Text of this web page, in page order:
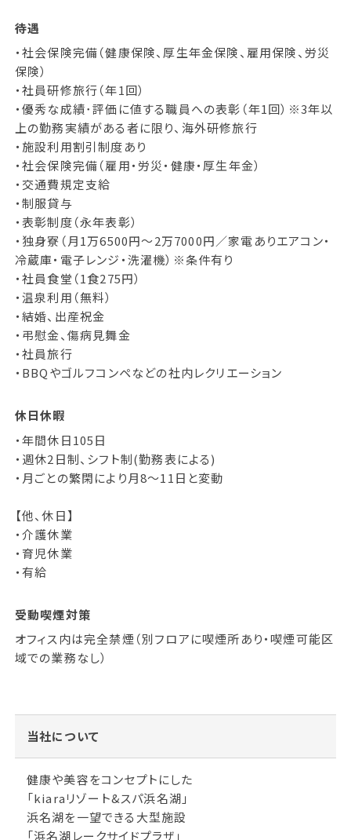
待遇
・社会保険完備（健康保険、厚生年金保険、雇用保険、労災
保険）
・社員研修旅行（年1回）
・優秀な成績･評価に値する職員への表彰（年1回）※3年以
上の勤務実績がある者に限り、海外研修旅行
・施設利用割引制度あり
・社会保険完備（雇⽤・労災・健康・厚⽣年⾦）
・交通費規定支給
・制服貸与
・表彰制度（永年表彰）
・独⾝寮（⽉1万6500円〜2万7000円／家電ありエアコン・
冷蔵庫・電子レンジ・洗濯機）※条件有り
・社員⾷堂（1⾷275円）
・温泉利⽤（無料）
・結婚、出産祝⾦
・弔慰⾦、傷病⾒舞⾦
・社員旅⾏
・BBQやゴルフコンペなどの社内レクリエーション
休日休暇
・年間休日105日
・週休2日制、シフト制(勤務表による)
・月ごとの繁閑により月8～11日と変動
【他、休日】
・介護休業
・育児休業
・有給
受動喫煙対策
オフィス内は完全禁煙（別フロアに喫煙所あり・喫煙可能区
域での業務なし）
当社について
健康や美容をコンセプトにした
「kiaraリゾート&スパ浜名湖」
浜名湖を一望できる大型施設
「浜名湖レークサイドプラザ」